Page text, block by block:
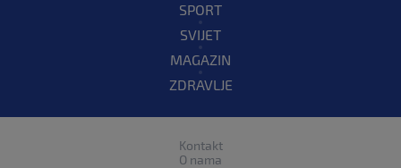
SPORT
SVIJET
MAGAZIN
ZDRAVLJE
Kontakt
O nama